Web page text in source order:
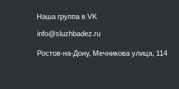
Наша группа в VK
info@sluzhbadez.ru
Ростов-на-Дону, Мечникова улица, 114